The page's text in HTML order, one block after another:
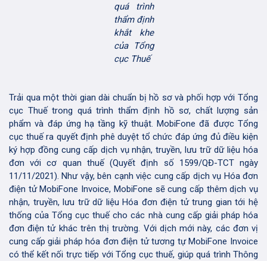
quá trình
thẩm định
khắt khe
của Tổng
cục Thuế
Trải qua một thời gian dài chuẩn bị hồ sơ và phối hợp với Tổng
cục Thuế trong quá trình thẩm định hồ sơ, chất lượng sản
phẩm và đáp ứng hạ tầng kỹ thuật. MobiFone đã được Tổng
cục thuế ra quyết định phê duyệt tổ chức đáp ứng đủ điều kiện
ký hợp đồng cung cấp dịch vụ nhận, truyền, lưu trữ dữ liệu hóa
đơn với cơ quan thuế (Quyết định số 1599/QĐ-TCT ngày
11/11/2021). Như vậy, bên cạnh việc cung cấp dịch vụ Hóa đơn
điện tử MobiFone Invoice, MobiFone sẽ cung cấp thêm dịch vụ
nhận, truyền, lưu trữ dữ liệu Hóa đơn điện tử trung gian tới hệ
thống của Tổng cục thuế cho các nhà cung cấp giải pháp hóa
đơn điện tử khác trên thị trường. Với dịch mới này, các đơn vị
cung cấp giải pháp hóa đơn điện tử tương tự MobiFone Invoice
có thể kết nối trực tiếp với Tổng cục thuế, giúp quá trình Thông